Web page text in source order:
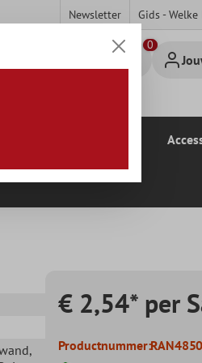
Newsletter Gids - Welke
,
€ 2,54* per
Productnummer: